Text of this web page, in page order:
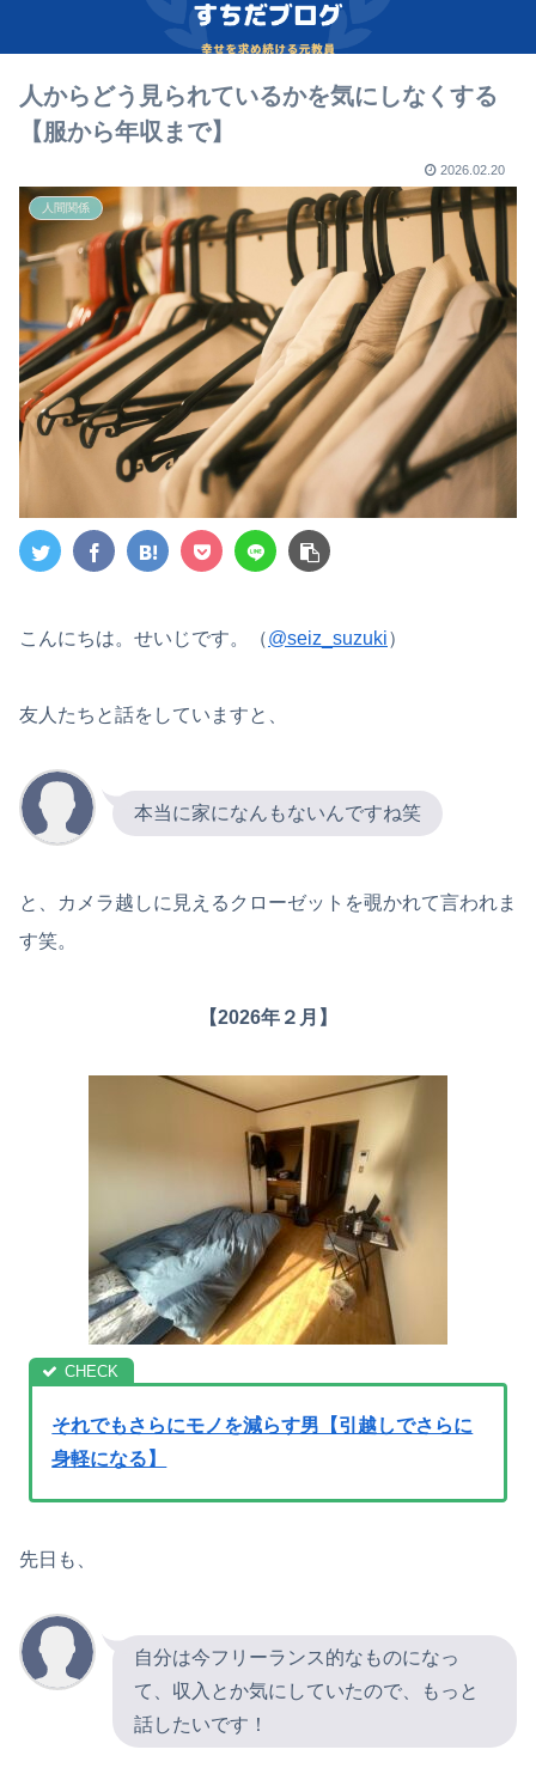
人からどう見られているかを気にしなくする
【服から年収まで】
2026.02.20
人間関係
こんにちは。せいじです。（@seiz_suzuki）
友人たちと話をしていますと、
本当に家になんもないんですね笑
と、カメラ越しに見えるクローゼットを覗かれて言われま
す笑。
【2026年２月】
それでもさらにモノを減らす男【引越しでさらに
身軽になる】
先日も、
自分は今フリーランス的なものになっ
て、収入とか気にしていたので、もっと
話したいです！